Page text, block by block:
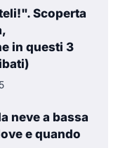
Scoperta
in questi 3
neve a bassa
e quando